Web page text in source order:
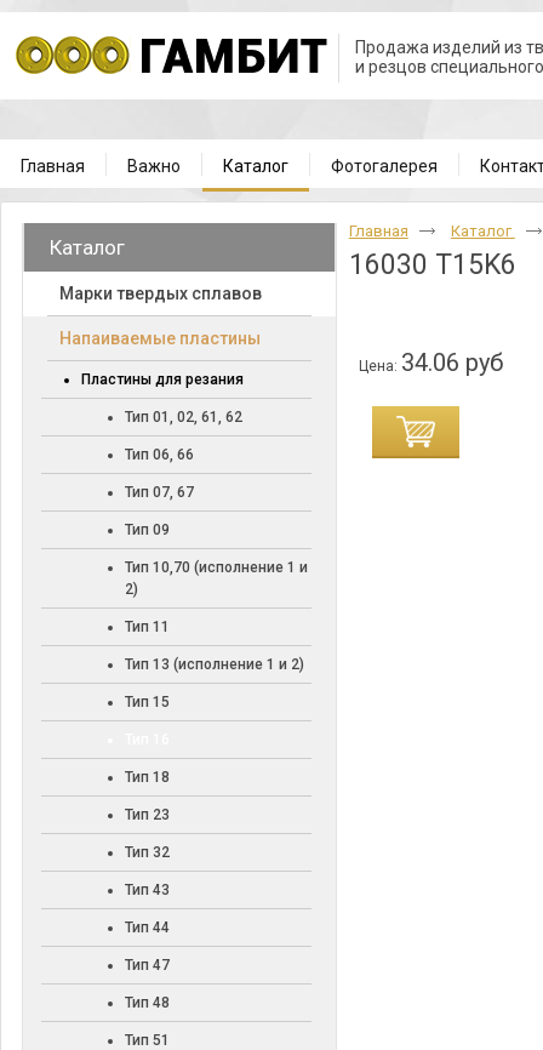
Продажа изделий из
и резцов
Главная Важно Каталог Фотогалерея
Каталог
Марки твердых сплавов
Напаиваемые пластины
Пластины для резания
Тип 01, 02, 61, 62
Тип 06, 66
Тип 07, 67
Тип 09
Тип 10,70 (исполнение 1 и
2)
Тип 11
Тип 13 (исполнение 1 и 2)
Тип 15
Тип 18
Тип 23
Тип 32
Тип 43
Тип 44
Тип 47
Тип 48
Тип 51
Главная Каталог
16030 T15K6
Цена: 34.06 руб